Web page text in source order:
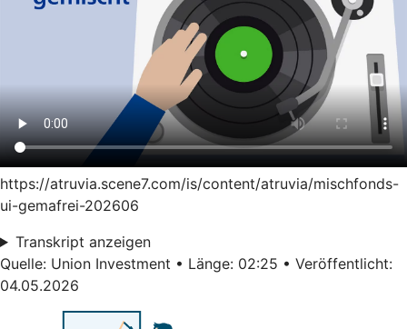
https://atruvia.scene7.com/is/content/atruvia/mischfonds-
ui-gemafrei-202606
Transkript anzeigen
Quelle: Union Investment • Länge: 02:25 • Veröffentlicht:
04.05.2026